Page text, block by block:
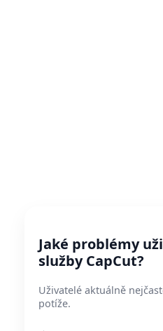
Jaké problémy
služby CapCut?
Uživatelé aktuálně
potíže.